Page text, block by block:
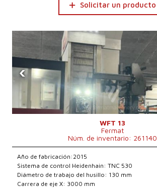
Solicitar un producto
‹
WFT 13
Fermat
Núm. de inventario: 261140
Año de fabricación:2015
Sistema de control Heidenhain: TNC 530
Diámetro de trabajo del husillo: 130 mm
Carrera de eje X: 3000 mm